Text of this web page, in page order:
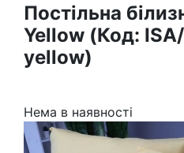
Постільна
Yellow (Код:
yellow)
Нема в наявності